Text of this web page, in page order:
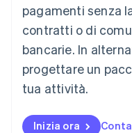
pagamenti senza
contratti o di
bancarie. In
progettare un
tua attività.
Inizia ora
Lituania
Français Deutsch
Malaysia
English 简体中文
Malta
Messico